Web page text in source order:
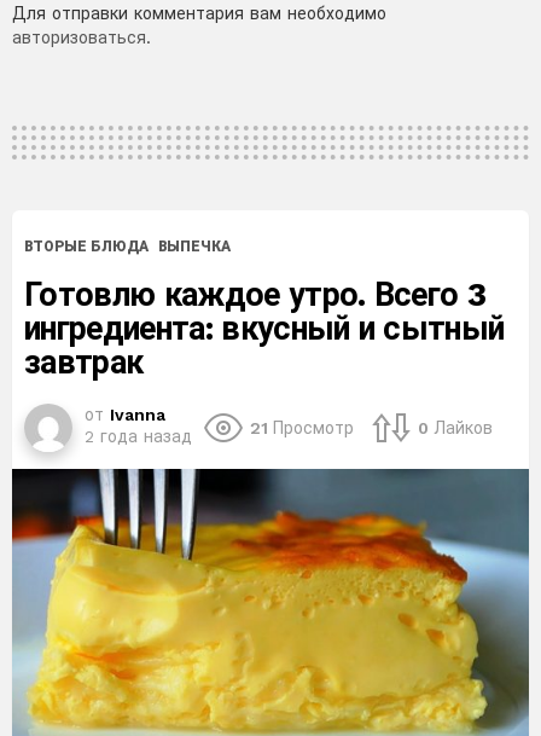
Добавить
комментарий
Для отправки комментария вам необходимо
авторизоваться.
ВТОРЫЕ БЛЮДА ВЫПЕЧКА
Готовлю каждое утро. Всего 3
ингредиента: вкусный и сытный
завтрак
от Ivanna
2 года назад
21 Просмотр 0 Лайков